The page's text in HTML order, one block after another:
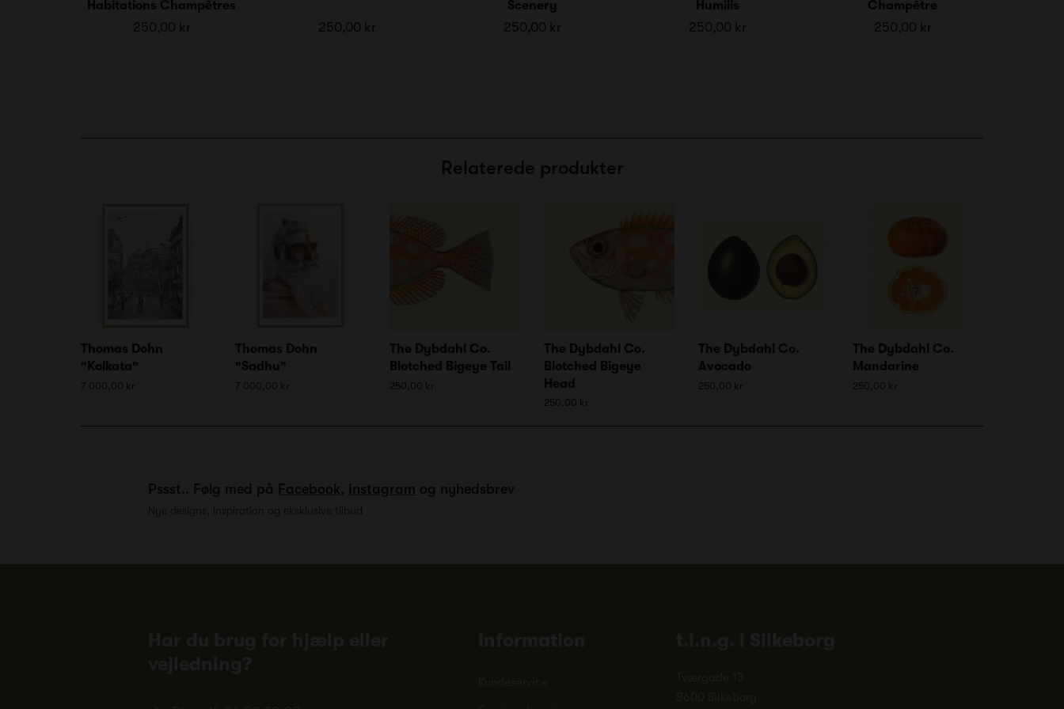
Habitations Champêtres
250,00 kr 250,00 kr
Scenery
250,00 kr
Humilis
250,00 kr
Champêtre
250,00 kr
Relaterede produkter
Thomas Dohn
"Kolkata"
7 000,00 kr
Thomas Dohn
"Sadhu"
7 000,00 kr
The Dybdahl Co.
Blotched Bigeye Tail
250,00 kr
The Dybdahl Co.
Blotched Bigeye
Head
250,00 kr
The Dybdahl Co.
Avocado
250,00 kr
The Dybdahl Co.
Mandarine
250,00 kr
Pssst.. Følg med på Facebook, Instagram og nyhedsbrev
Nye designs, inspiration og eksklusive tilbud